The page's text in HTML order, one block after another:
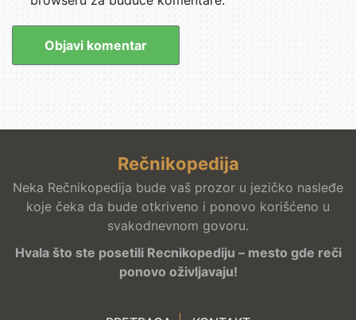
Rečnikopedija
Neka Rečnikopedija bude vaš prozor u jezičko nasleđe
koje čeka da bude otkriveno i ponovo korišćeno u
svakodnevnom govoru.
Hvala što ste posetili Recnikopediju – mesto gde reči
ponovo oživljavaju!